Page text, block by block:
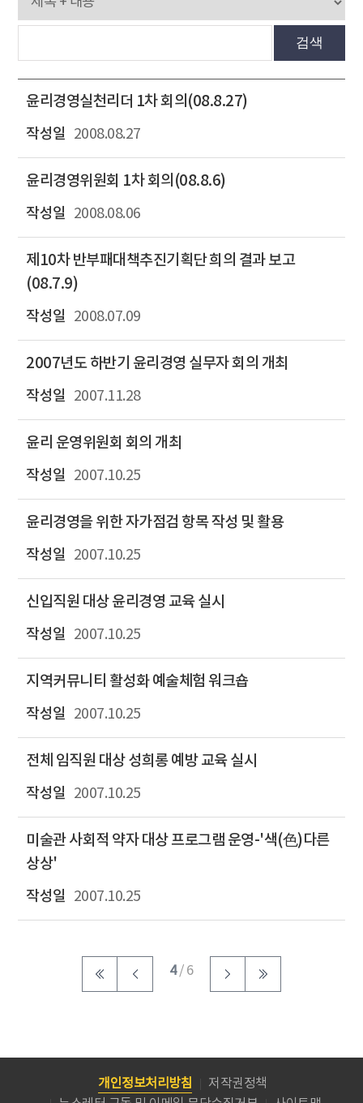
검색
윤리경영실천리더 1차 회의(08.8.27)
2008.08.27
윤리경영위원회 1차 회의(08.8.6)
2008.08.06
제10차 반부패대책추진기획단 희의 결과 보고
(08.7.9)
2008.07.09
2007년도 하반기 윤리경영 실무자 회의 개최
2007.11.28
윤리 운영위원회 회의 개최
2007.10.25
윤리경영을 위한 자가점검 항목 작성 및 활용
2007.10.25
신입직원 대상 윤리경영 교육 실시
2007.10.25
지역커뮤니티 활성화 예술체험 워크숍
2007.10.25
전체 임직원 대상 성희롱 예방 교육 실시
2007.10.25
미술관 사회적 약자 대상 프로그램 운영-'색(色)다른
상상'
2007.10.25
4/ 6
개인정보처리방침
저작권정책